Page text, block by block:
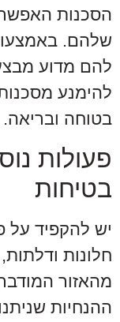
הסכנות
שלהם.
להם מדוע
להימנע
בטוחה ובריאה.
פעולות
בטיחות
יש להקפיד על
חלונות
מהאזור
ההנחיות